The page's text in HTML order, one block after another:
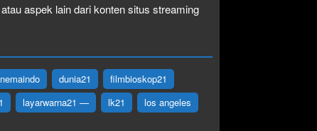
aspek lain dari konten situs streaming
dunia21
filmbioskop21
layarwarna21 — lk21
los angeles